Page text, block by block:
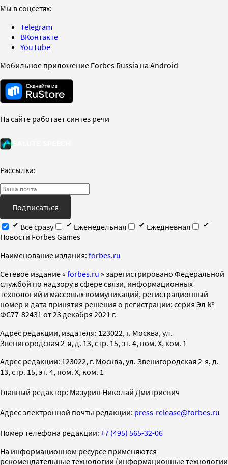
Мы в соцсетях:
Telegram
ВКонтакте
YouTube
Мобильное приложение Forbes Russia на Android
На сайте работает синтез речи
Рассылка:
Подписаться
Все сразу
Еженедельная
Ежедневная
Новости Forbes Games
Наименование издания: forbes.ru
Cетевое издание « forbes.ru » зарегистрировано Федеральной
службой по надзору в сфере связи, информационных
технологий и массовых коммуникаций, регистрационный
номер и дата принятия решения о регистрации: серия Эл №
ФС77-82431 от 23 декабря 2021 г.
Адрес редакции, издателя: 123022, г. Москва, ул.
Звенигородская 2-я, д. 13, стр. 15, эт. 4, пом. X, ком. 1
Адрес редакции: 123022, г. Москва, ул. Звенигородская 2-я, д.
13, стр. 15, эт. 4, пом. X, ком. 1
Главный редактор: Мазурин Николай Дмитриевич
Адрес электронной почты редакции: press-release@forbes.ru
Номер телефона редакции: +7 (495) 565-32-06
На информационном ресурсе применяются
рекомендательные технологии (информационные технологии